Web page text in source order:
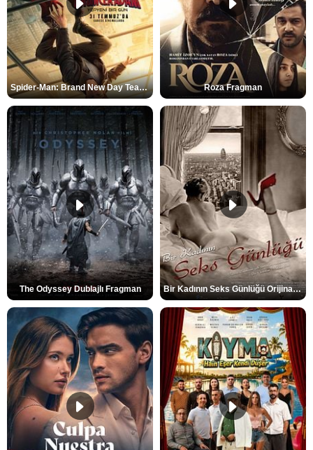
Spider-Man: Brand New Day Teaser Roza Fragman
The Odyssey Dublajlı Fragman Bir Kadının Seks Günlüğü Orijinal Fragman